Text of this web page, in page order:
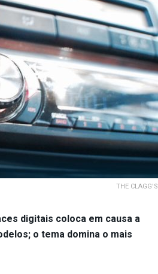
THE CLAGG'S
digitais coloca em causa a
o tema domina o mais